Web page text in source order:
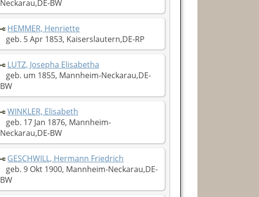
Neckarau,DE-BW
HEMMER, Henriette
geb. 5 Apr 1853, Kaiserslautern,DE-RP
LUTZ, Josepha Elisabetha
geb. um 1855, Mannheim-Neckarau,DE-
BW
WINKLER, Elisabeth
geb. 17 Jan 1876, Mannheim-
Neckarau,DE-BW
GESCHWILL, Hermann Friedrich
geb. 9 Okt 1900, Mannheim-Neckarau,DE-
BW